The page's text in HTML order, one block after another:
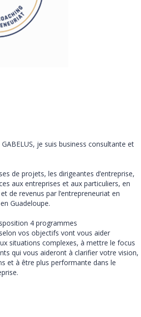
je suis business consultante et
de projets, les dirigeantes d’entreprise,
aux entreprises et aux particuliers, en
de revenus par l’entrepreneuriat en
Guadeloupe.
4 programmes
vos objectifs vont vous aider
situations complexes, à mettre le focus
qui vous aideront à clarifier votre vision,
et à être plus performante dans le